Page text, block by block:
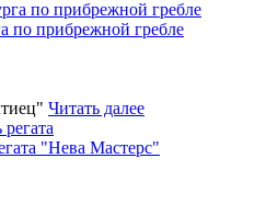
по прибрежной гребле
Читать далее
"Нева Мастерс"